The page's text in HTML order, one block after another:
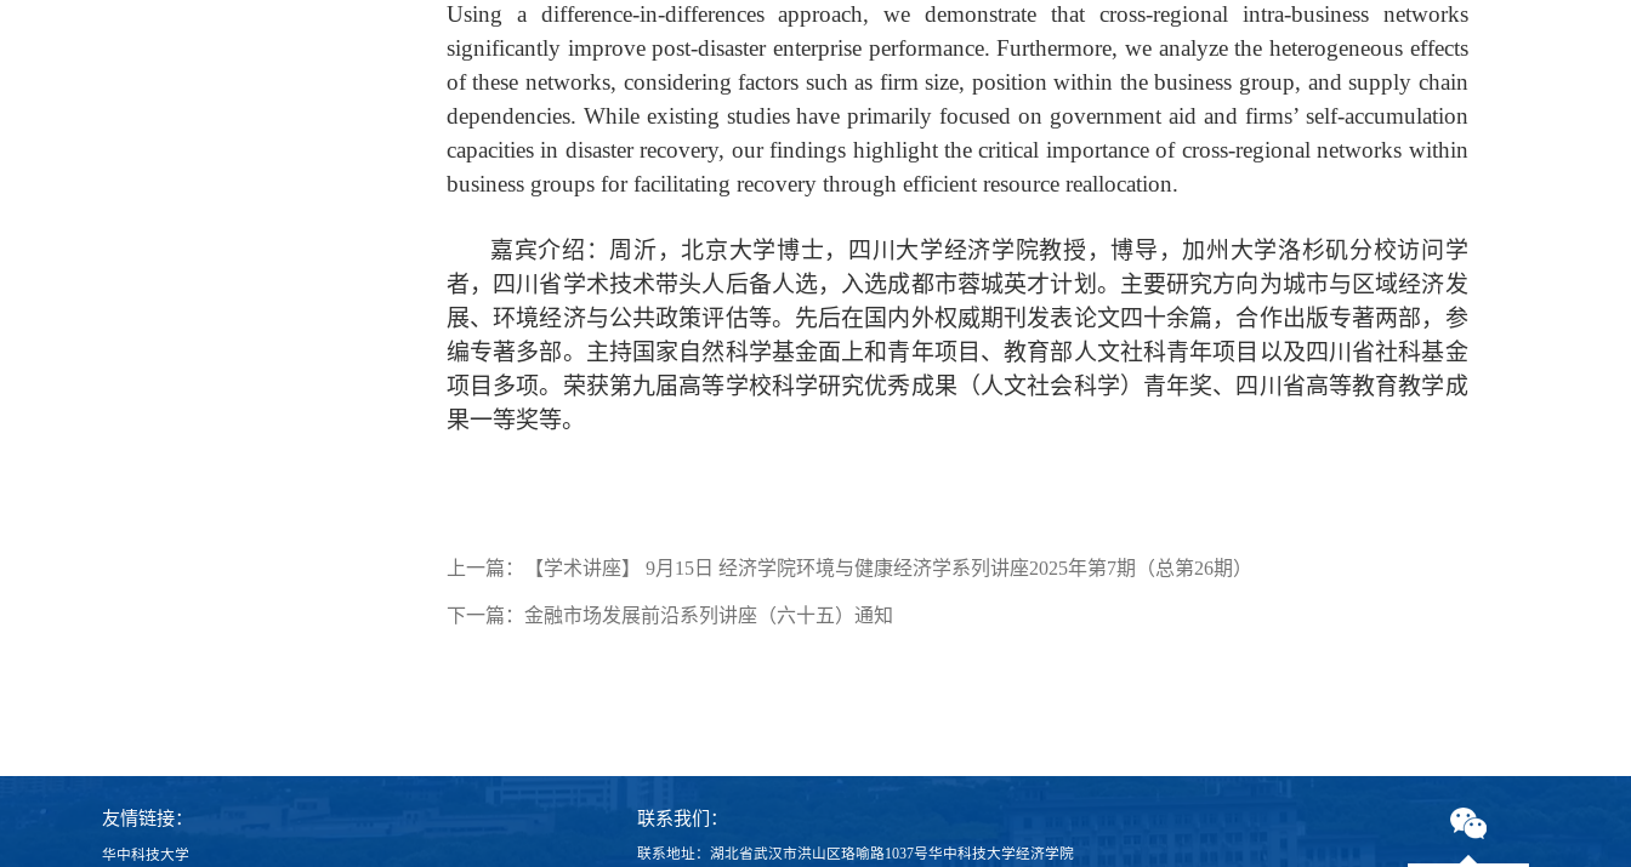
Using a difference-in-differences approach, we demonstrate that cross-regional intra-business networks
significantly improve post-disaster enterprise performance. Furthermore, we analyze the heterogeneous effects
of these networks, considering factors such as firm size, position within the business group, and supply chain
dependencies. While existing studies have primarily focused on government aid and firms’ self-accumulation
capacities in disaster recovery, our findings highlight the critical importance of cross-regional networks within
business groups for facilitating recovery through efficient resource reallocation.
嘉宾介绍：周沂，北京大学博士，四川大学经济学院教授，博导，加州大学洛杉矶分校访问学
者，四川省学术技术带头人后备人选，入选成都市蓉城英才计划。主要研究方向为城市与区域经济发
展、环境经济与公共政策评估等。先后在国内外权威期刊发表论文四十余篇，合作出版专著两部，参
编专著多部。主持国家自然科学基金面上和青年项目、教育部人文社科青年项目以及四川省社科基金
项目多项。荣获第九届高等学校科学研究优秀成果（人文社会科学）青年奖、四川省高等教育教学成
果一等奖等。
上一篇： 【学术讲座】 9月15日 经济学院环境与健康经济学系列讲座2025年第7期（总第26期）
下一篇： 金融市场发展前沿系列讲座（六十五）通知
友情链接：
华中科技大学
联系我们：
联系地址：湖北省武汉市洪山区珞喻路1037号华中科技大学经济学院